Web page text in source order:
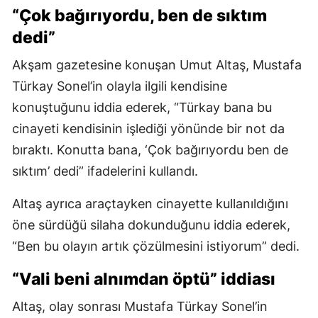
“Çok bağırıyordu, ben de sıktım
dedi”
Akşam gazetesine konuşan Umut Altaş, Mustafa
Türkay Sonel’in olayla ilgili kendisine
konuştuğunu iddia ederek, “Türkay bana bu
cinayeti kendisinin işlediği yönünde bir not da
bıraktı. Konutta bana, ‘Çok bağırıyordu ben de
sıktım’ dedi” ifadelerini kullandı.
Altaş ayrıca araçtayken cinayette kullanıldığını
öne sürdüğü silaha dokunduğunu iddia ederek,
“Ben bu olayın artık çözülmesini istiyorum” dedi.
“Vali beni alnımdan öptü” iddiası
Altaş, olay sonrası Mustafa Türkay Sonel’in